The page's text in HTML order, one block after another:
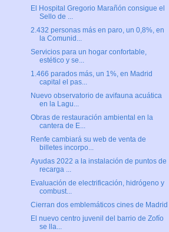
El Hospital Gregorio Marañón consigue el
Sello de ...
2.432 personas más en paro, un 0,8%, en
la Comunid...
Servicios para un hogar confortable,
estético y se...
1.466 parados más, un 1%, en Madrid
capital el pas...
Nuevo observatorio de avifauna acuática
en la Lagu...
Obras de restauración ambiental en la
cantera de E...
Renfe cambiará su web de venta de
billetes incorpo...
Ayudas 2022 a la instalación de puntos de
recarga ...
Evaluación de electrificación, hidrógeno y
combust...
Cierran dos emblemáticos cines de Madrid
El nuevo centro juvenil del barrio de Zofío
se lla...